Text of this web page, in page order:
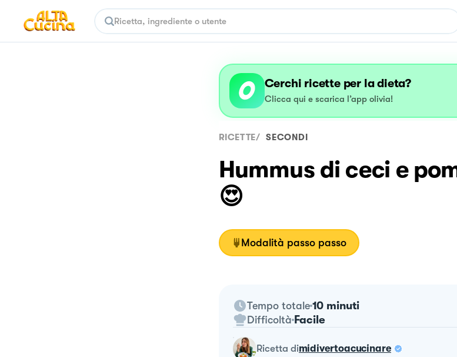
Cerchi ricette per la dieta?
Clicca qui e scarica l’app olivia!
RICETTE/ SECONDI
Hummus di ceci e
😍
Modalità passo passo
Tempo totale 10 minuti
Difficoltà Facile
ricetta dimidivertoacucinare